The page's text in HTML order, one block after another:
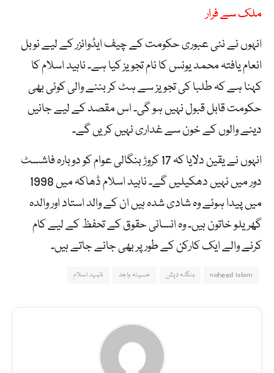
ملک سے فرار
انہوں نے نئی عبوری حکومت کے چیف ایڈوائزر کے لیے نوبل
انعام یافتہ محمد یونس کا نام تجویز کیا ہے۔ ناہید اسلام کا
کہنا ہے کہ طلبا کی تجویز سے ہٹ کر بننے والی کوئی بھی
حکومت قابل قبول نہیں ہو گی۔ اس مقصد کے لیے جانیں
دینے والوں کے خون سے غداری نہیں کریں گے۔
انہوں نے یقین دلایا کہ 17 کروڑ بنگالی عوام کو دوبارہ فاشسٹ
دور میں نہیں دھکیلیں گے۔ ناہید اسلام ڈھاکہ میں 1998
میں پیدا ہوئے وہ شادی شدہ ہیں ان کے والد استاد اور والدہ
گھریلو خاتون ہیں۔ وہ انسانی حقوق کے تحفظ کے لیے کام
کرنے والے ایک کارکن کے طور پر بھی جانے جاتے ہیں۔
naheed islam بنگلہ دیش حسینہ واجد ناہید اسلام